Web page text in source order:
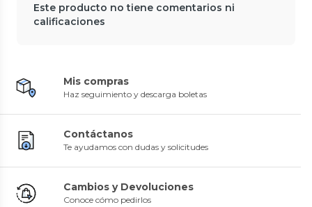
Este producto no tiene comentarios ni
calificaciones
Mis compras
Haz seguimiento y descarga boletas
Contáctanos
Te ayudamos con dudas y solicitudes
Cambios y Devoluciones
Conoce cómo pedirlos